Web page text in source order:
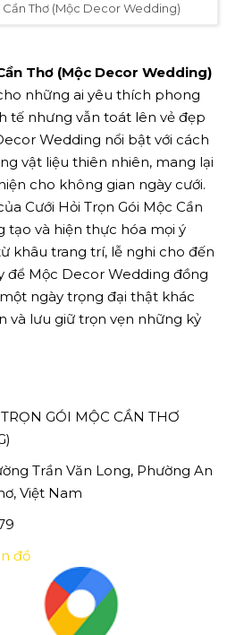
Cần Thơ (Mộc Decor Wedding)
Thơ (Mộc Decor Wedding)
những ai yêu thích phong
tế nhưng vẫn toát lên vẻ đẹp
Wedding nổi bật với cách
vật liệu thiên nhiên, mang lại
cho không gian ngày cưới.
Cưới Hỏi Trọn Gói Mộc Cần
tạo và hiện thực hóa mọi ý
khâu trang trí, lễ nghi cho đến
để Mộc Decor Wedding đồng
ngày trọng đại thật khác
và lưu giữ trọn vẹn những kỷ
GÓI MỘC CẦN THƠ
Trần Văn Long, Phường An
Việt Nam
đồ